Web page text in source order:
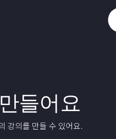
들어요
강의를 만들 수 있어요.